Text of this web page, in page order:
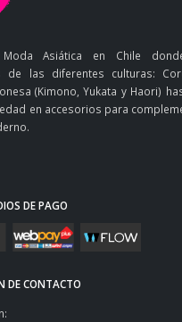
Asiática en Chile
de las diferentes culturas:
(Kimono, Yukata y Haori)
en accesorios para
DE PAGO
DE CONTACTO